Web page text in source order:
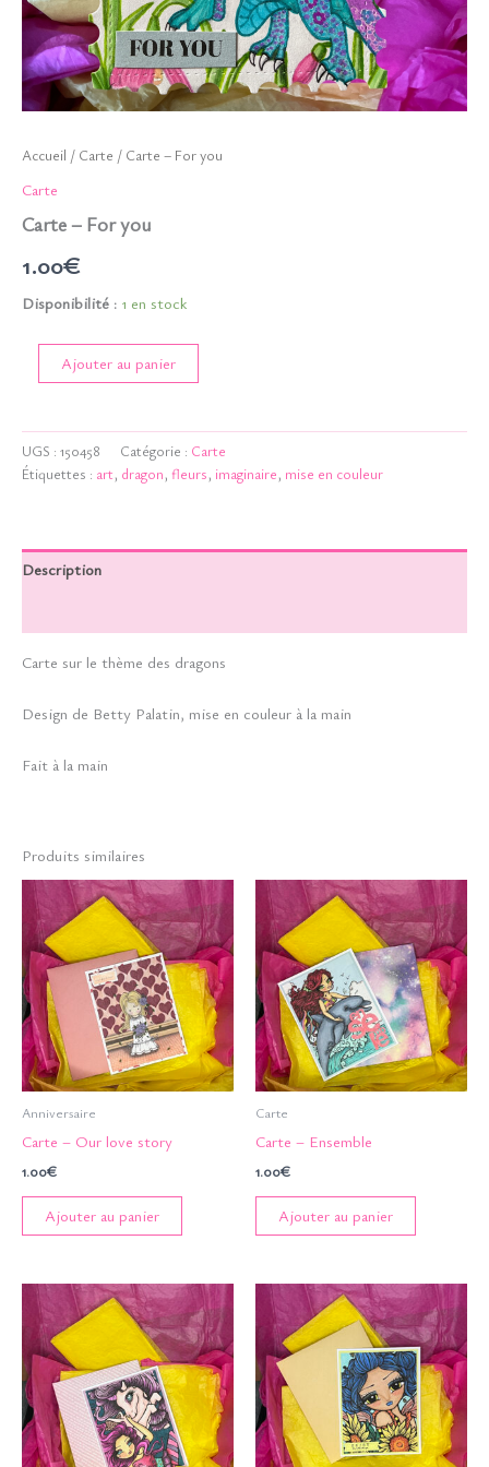
Accueil / Carte / Carte – For you
Carte
Carte – For you
1.00€
Disponibilité : 1 en stock
you
Ajouter au panier
UGS : 150458 Catégorie : Carte
Étiquettes : art, dragon, fleurs, imaginaire, mise en couleur
Description
Carte sur le thème des dragons
Design de Betty Palatin, mise en couleur à la main
Fait à la main
Produits similaires
Anniversaire
Carte – Our love story
1.00€
Ajouter au panier
Carte
Carte – Ensemble
1.00€
Ajouter au panier